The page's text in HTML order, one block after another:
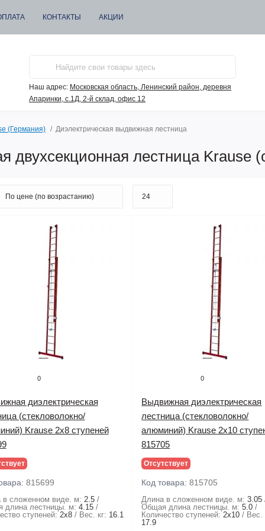
КОНТАКТЫ АКЦИИ
Наш адрес: Московская область, Ленинский район, деревня
Апаринки, с.1Д, 2-й склад, офис 12
(Германия) Диэлектрическая выдвижная лестница
двухсекционная лестница Krause
0
диэлектрическая
(стекловолокно/
Krause 2х8 ступеней
815699
в сложенном виде. м: 2.5
длина лестницы. м: 4.15
ступеней: 2х8 Вес. кг: 16.1
0
Выдвижная диэлектрическая
лестница (стекловолокно/
алюминий) Krause 2х10
815705
Отсутствует
Код товара:815705
Длина в сложенном виде. м: 3.05
Общая длина лестницы. м: 5.0
Количество ступеней: 2х10
Вес.
17.9